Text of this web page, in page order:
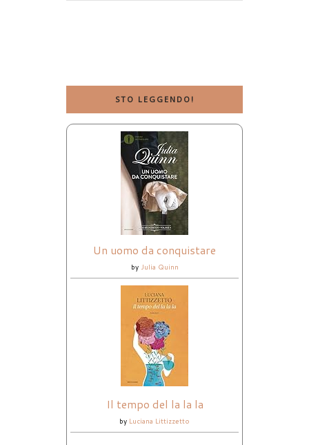
STO LEGGENDO!
Un uomo da conquistare
by Julia Quinn
Il tempo del la la la
by Luciana Littizzetto